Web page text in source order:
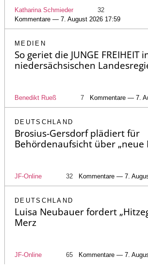
Katharina Schmieder
32
Kommentare — 7. August 2026 17:59
MEDIEN
So geriet die JUNGE FREIHEIT
niedersächsischen
Benedikt Rueß 7 Kommentare — 7.
DEUTSCHLAND
Brosius-Gersdorf plädiert für
Behördenaufsicht über „neue
JF-Online 32 Kommentare — 7.
DEUTSCHLAND
Luisa Neubauer fordert
Merz
JF-Online 65 Kommentare — 7.